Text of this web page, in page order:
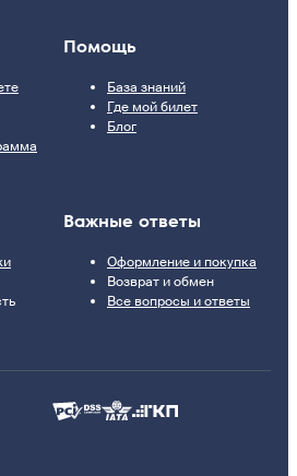
Помощь
База знаний
Где мой билет
Блог
Важные ответы
Оформление и покупка
Возврат и обмен
Все вопросы и ответы